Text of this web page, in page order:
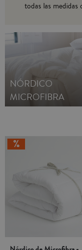
todas las medidas
49.90€!
NÓRDICO
MICROFIBRA